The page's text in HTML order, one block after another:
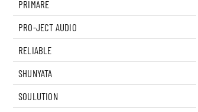
PRIMARE
PRO-JECT AUDIO
RELIABLE
SHUNYATA
SOULUTION